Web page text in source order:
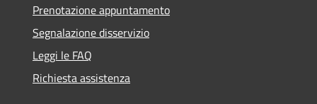
Prenotazione appuntamento
Segnalazione disservizio
Leggi le FAQ
Richiesta assistenza